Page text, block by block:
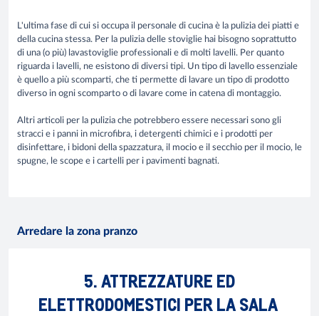
L'ultima fase di cui si occupa il personale di cucina è la pulizia dei piatti e
della cucina stessa. Per la pulizia delle stoviglie hai bisogno soprattutto
di una (o più) lavastoviglie professionali e di molti lavelli. Per quanto
riguarda i lavelli, ne esistono di diversi tipi. Un tipo di lavello essenziale
è quello a più scomparti, che ti permette di lavare un tipo di prodotto
diverso in ogni scomparto o di lavare come in catena di montaggio.
Altri articoli per la pulizia che potrebbero essere necessari sono gli
stracci e i panni in microfibra, i detergenti chimici e i prodotti per
disinfettare, i bidoni della spazzatura, il mocio e il secchio per il mocio, le
spugne, le scope e i cartelli per i pavimenti bagnati.
Arredare la zona pranzo
5. ATTREZZATURE ED
ELETTRODOMESTICI PER LA SALA